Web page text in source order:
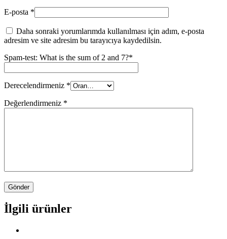
E-posta *
Daha sonraki yorumlarımda kullanılması için adım, e-posta
adresim ve site adresim bu tarayıcıya kaydedilsin.
Spam-test: What is the sum of 2 and 7?*
Derecelendirmeniz *
Değerlendirmeniz *
İlgili ürünler